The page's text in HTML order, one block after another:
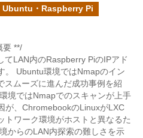
Ubuntu・Raspberry Pi
要 **/
てLAN内のRaspberry PiのIPアド
。 Ubuntu環境ではNmapのイン
スムーズに進んだ成功事例を紹
境ではNmapでのスキャンが上手
が、ChromebookのLinuxがLXC
トワーク環境がホストと異なるた
からのLAN内探索の難しさを示